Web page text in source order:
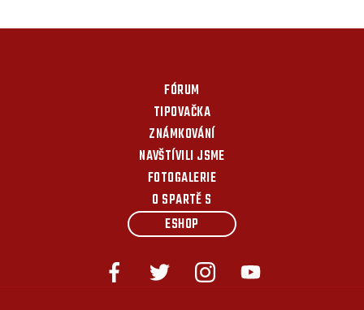
FÓRUM
TIPOVAČKA
ZNÁMKOVÁNÍ
NAVŠTÍVILI JSME
FOTOGALERIE
O SPARTĚ S
ESHOP